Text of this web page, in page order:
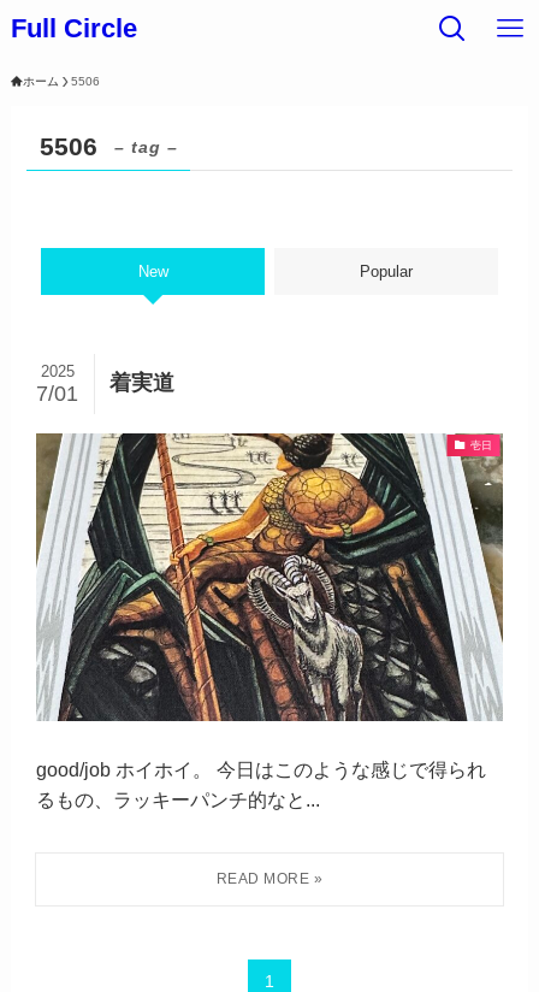
Full Circle
ホーム 5506
5506 – tag –
New Popular
着実道
2025
7/01
壱日
good/job ホイホイ。 今日はこのような感じで得られ
るもの、ラッキーパンチ的なと...
1